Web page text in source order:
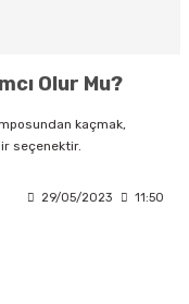
Olur Mu?
kaçmak,
seçenektir.
29/05/2023 11:50